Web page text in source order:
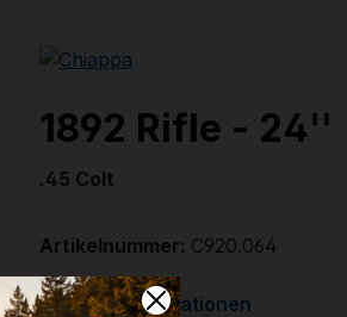
1892 Rifle - 24''
.45 Colt
Artikelnummer: C920.064
Weitere Informationen